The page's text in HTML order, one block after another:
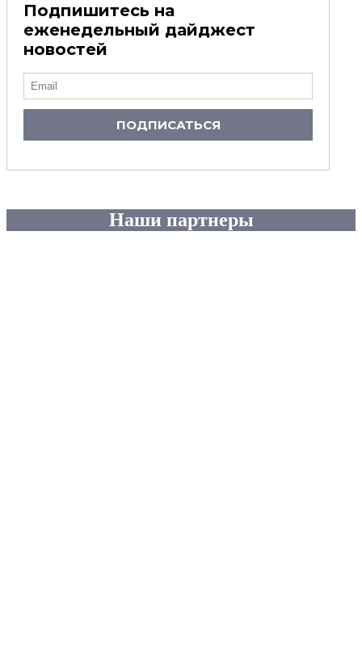
Подпишитесь на
еженедельный дайджест
новостей
ПОДПИСАТЬСЯ
Наши партнеры